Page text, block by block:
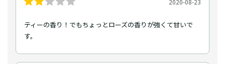
2020-08-23
ティーの香り！でもちょっとローズの香りが強くて甘いで
す。